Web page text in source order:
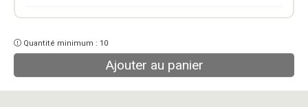
Quantité minimum : 10
Ajouter au panier